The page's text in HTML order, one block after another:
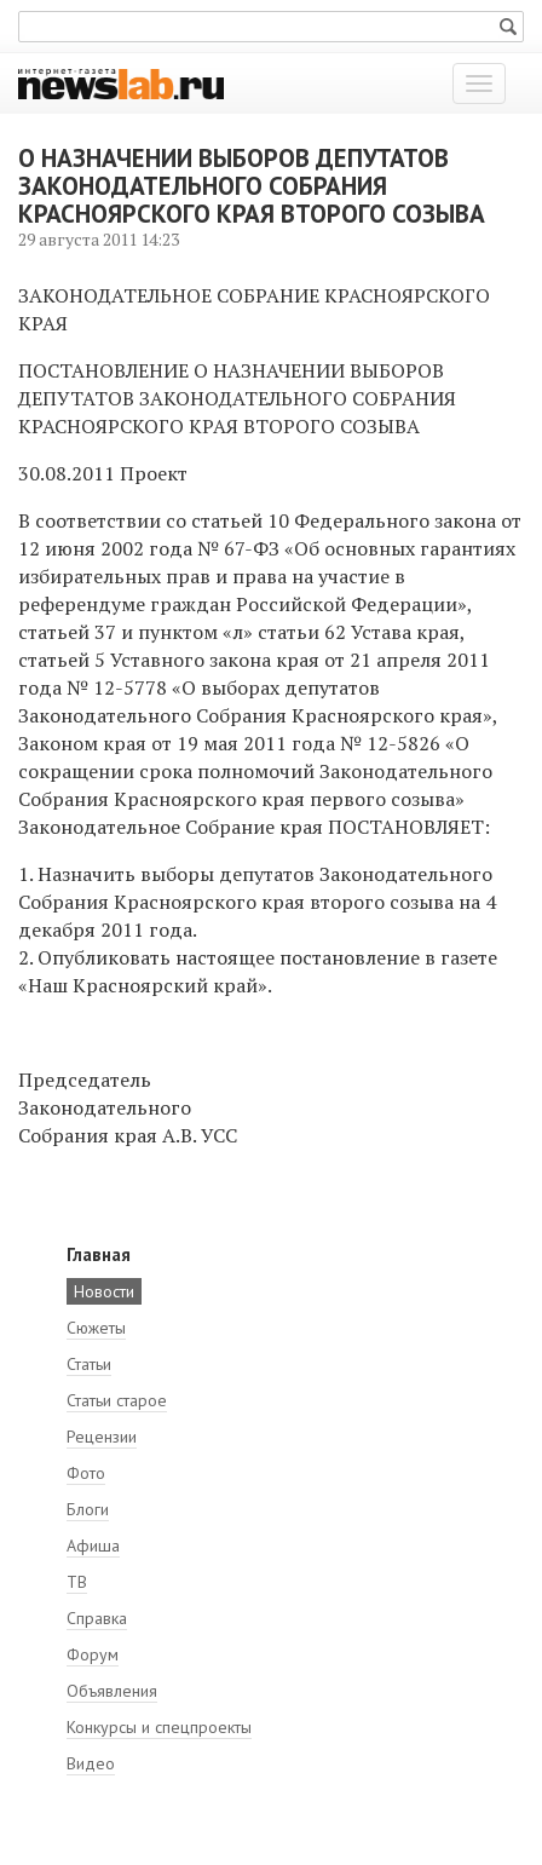
Показать
меню
О НАЗНАЧЕНИИ ВЫБОРОВ ДЕПУТАТОВ
ЗАКОНОДАТЕЛЬНОГО СОБРАНИЯ
КРАСНОЯРСКОГО КРАЯ ВТОРОГО СОЗЫВА
29 августа 2011 14:23
ЗАКОНОДАТЕЛЬНОЕ СОБРАНИЕ КРАСНОЯРСКОГО
КРАЯ
ПОСТАНОВЛЕНИЕ О НАЗНАЧЕНИИ ВЫБОРОВ
ДЕПУТАТОВ ЗАКОНОДАТЕЛЬНОГО СОБРАНИЯ
КРАСНОЯРСКОГО КРАЯ ВТОРОГО СОЗЫВА
30.08.2011 Проект
В соответствии со статьей 10 Федерального закона от
12 июня 2002 года № 67-ФЗ «Об основных гарантиях
избирательных прав и права на участие в
референдуме граждан Российской Федерации»,
статьей 37 и пунктом «л» статьи 62 Устава края,
статьей 5 Уставного закона края от 21 апреля 2011
года № 12-5778 «О выборах депутатов
Законодательного Собрания Красноярского края»,
Законом края от 19 мая 2011 года № 12-5826 «О
сокращении срока полномочий Законодательного
Собрания Красноярского края первого созыва»
Законодательное Собрание края ПОСТАНОВЛЯЕТ:
1. Назначить выборы депутатов Законодательного
Собрания Красноярского края второго созыва на 4
декабря 2011 года.
2. Опубликовать настоящее постановление в газете
«Наш Красноярский край».
Председатель
Законодательного
Собрания края А.В. УСС
Главная
Новости
Сюжеты
Статьи
Статьи старое
Рецензии
Фото
Блоги
Афиша
ТВ
Справка
Форум
Объявления
Конкурсы и спецпроекты
Видео